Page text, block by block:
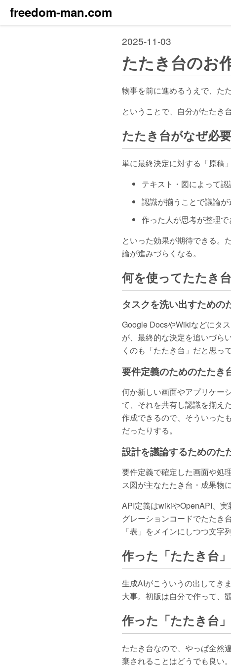
freedom-man.com
2025-11-03
たたき台のお
物事を前に進めるうえで、た
ということで、自分がたたき
たたき台がなぜ必
単に最終決定に対する「原稿
テキスト・図によって認
認識が揃うことで議論が
作った人が思考が整理で
といった効果が期待できる。
論が進みづらくなる。
何を使ってたたき
タスクを洗い出すための
Google DocsやWikiなどにタ
が、最終的な決定を追いづら
くのも「たたき台」だと思って
要件定義のためのたたき
何か新しい画面やアプリケー
て、それを共有し認識を揃え
作成できるので、そういった
だったりする。
設計を議論するためのた
要件定義で確定した画面や処
ス図が主なたたき台・成果物
API定義はwikiやOpenAPI、
グレーションコードでたたき
「表」をメインにしつつ文字
作った「たたき台
生成AIがこういうの出してき
大事。初版は自分で作って、
作った「たたき台
たたき台なので、やっぱ全然
棄されることはどうでも良い。